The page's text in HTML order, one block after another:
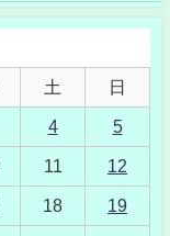
土 日
4 5
11 12
18 19